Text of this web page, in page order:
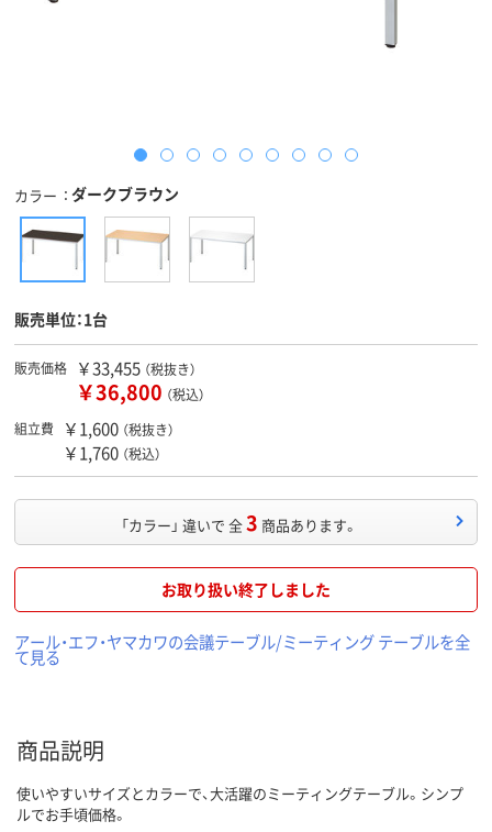
カラー ダークブラウン
販売単位：1台
販売価格 ￥33,455 （税抜き）
￥36,800 （税込）
組立費
￥1,600 （税抜き）
￥1,760 （税込）
「カラー」 違いで 全3 商品あります。
お取り扱い終了しました
アール・エフ・ヤマカワの会議テーブル/ミーティング テーブルを全
て見る
商品説明
使いやすいサイズとカラーで、大活躍のミーティングテーブル。シンプ
ルでお手頃価格。